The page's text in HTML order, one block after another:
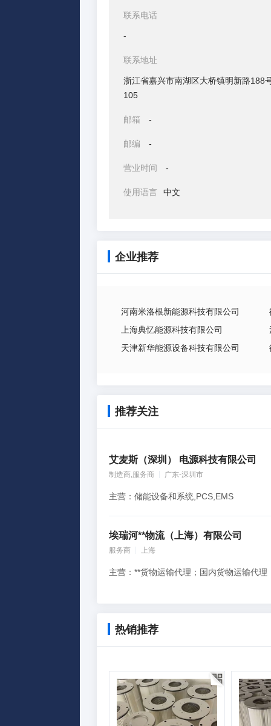
联系电话
-
联系地址
浙江省嘉兴市南湖区大桥镇明新路188
105
邮箱 -
邮编 -
营业时间 -
使用语言 中文
企业推荐
河南米洛根新能源科技有限公司
上海典忆能源科技有限公司
天津新华能源设备科技有限公司
推荐关注
艾麦斯（深圳） 电源科技有限公司
制造商,服务商 广东-深圳市
主营：储能设备和系统,PCS,EMS
埃瑞河**物流（上海）有限公司
服务商 上海
热销推荐